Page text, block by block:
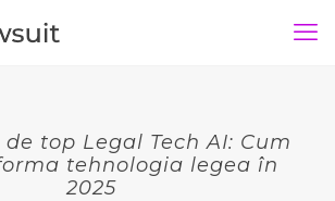
top Legal Tech AI: Cum
tehnologia legea în
2025